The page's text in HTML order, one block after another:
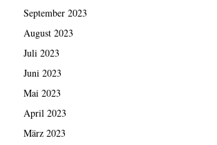
September 2023
August 2023
Juli 2023
Juni 2023
Mai 2023
April 2023
März 2023